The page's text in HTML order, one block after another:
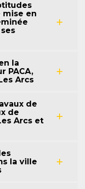
mise en
la
PACA,
Arcs
de
de
Arcs et
la ville